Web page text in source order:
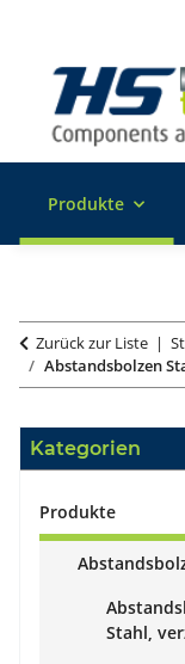
Produkte
Zurück zur Liste
Abstandsbolzen
Kategorien
Produkte
Stahl,